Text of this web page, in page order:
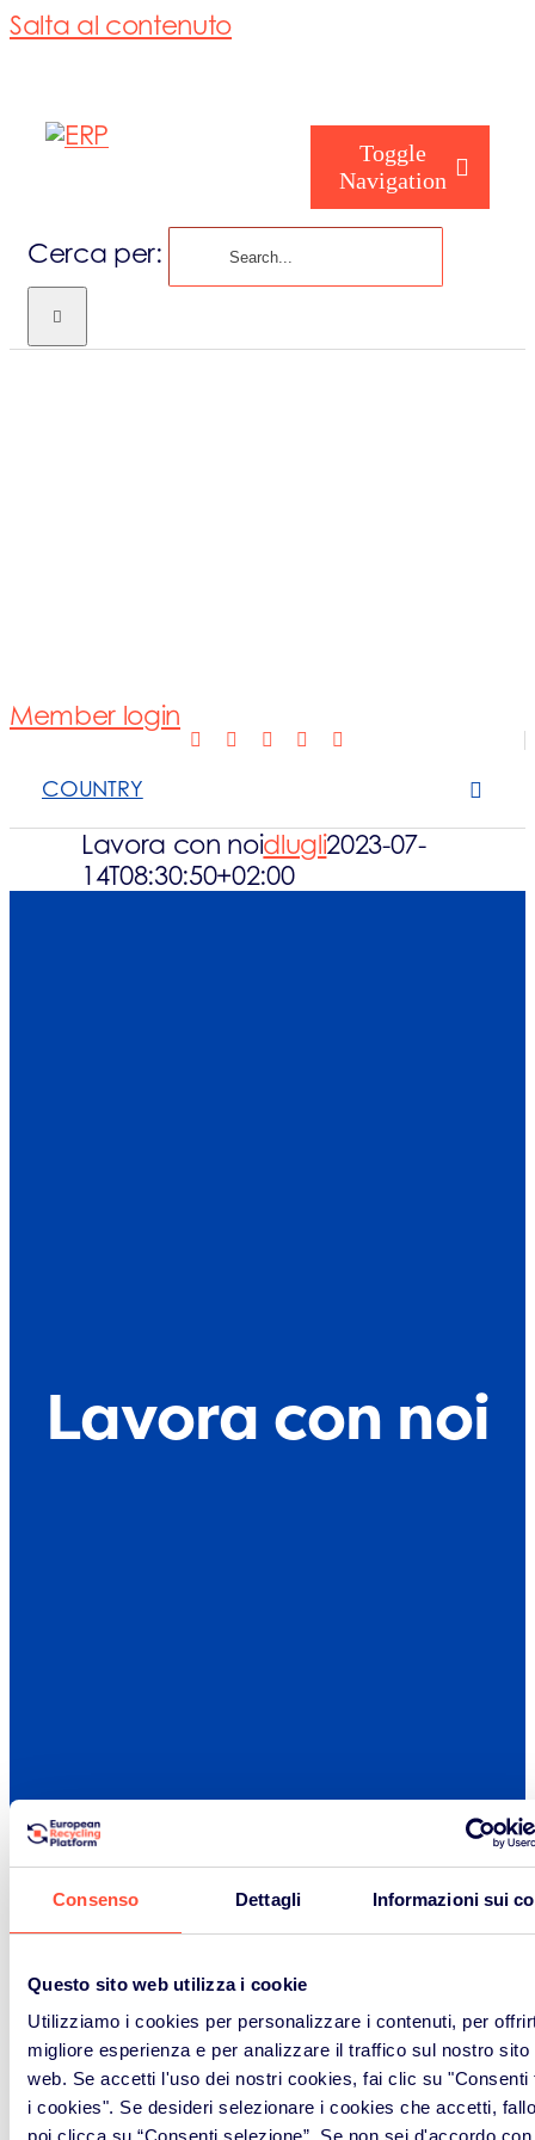
Consenso Dettagli Informazioni sui
Questo sito web utilizza i cookie
Utilizziamo i cookies per personalizzare i contenuti, per
migliore esperienza e per analizzare il traffico sul nostro sito
web. Se accetti l'uso dei nostri cookies, fai clic su "Consenti
i cookies". Se desideri selezionare i cookies che accetti,
poi clicca su “Consenti selezione”. Se non sei d'accordo con
Salta al contenuto
Toggle
Navigation
Open Scope
Sanzioni
Cerca per:
COUNTRY
Member login
Lavora con noidlugli2023-07-
14T08:30:50+02:00
Lavora con noi
Home>Lavora con noi